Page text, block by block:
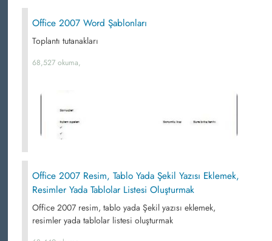
Office 2007 Word Şablonları
Toplantı tutanakları
68,527 okuma,
Office 2007 Resim, Tablo Yada Şekil Yazısı Eklemek,
Resimler Yada Tablolar Listesi Oluşturmak
Office 2007 resim, tablo yada Şekil yazısı eklemek,
resimler yada tablolar listesi oluşturmak